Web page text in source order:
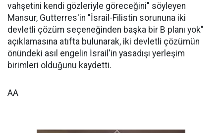
vahşetini kendi gözleriyle göreceğini" söyleyen
Mansur, Gutterres'in "İsrail-Filistin sorununa iki
devletli çözüm seçeneğinden başka bir B planı yok"
açıklamasına atıfta bulunarak, iki devletli çözümün
önündeki asıl engelin İsrail'in yasadışı yerleşim
birimleri olduğunu kaydetti.
AA